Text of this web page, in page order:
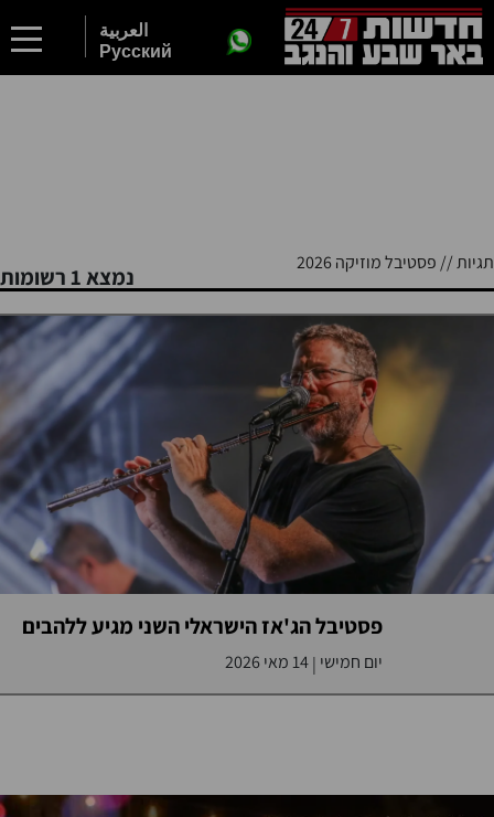
العربية
Русский
תגיות // פסטיבל מוזיקה 2026
נמצא 1 רשומות
פסטיבל הג'אז הישראלי השני מגיע ללהבים
יום חמישי |14 מאי 2026
2